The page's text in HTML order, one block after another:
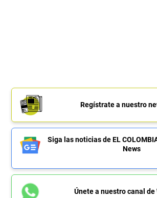
Regístrate a nuestro
Siga las noticias de EL
News
Únete a nuestro canal de